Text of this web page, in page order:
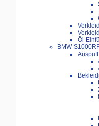
Öl-
BMW
Auspuff